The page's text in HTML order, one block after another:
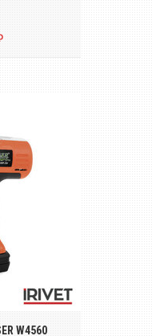
для
от Ø 2.4
W4560